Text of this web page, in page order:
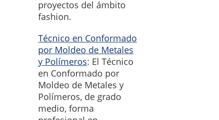
proyectos del ámbito
fashion.
Técnico en Conformado
por Moldeo de Metales
y Polímeros: El Técnico
en Conformado por
Moldeo de Metales y
Polímeros, de grado
medio, forma